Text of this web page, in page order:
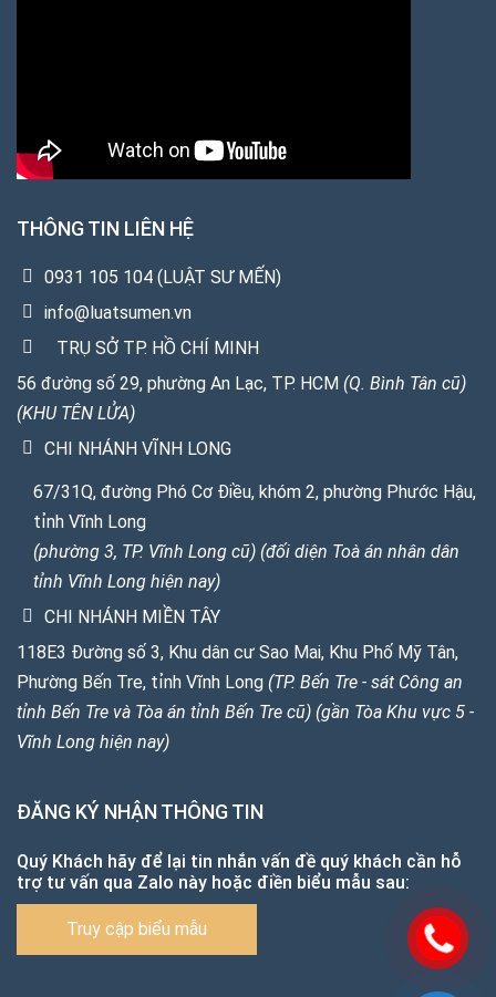
THÔNG TIN LIÊN HỆ
0931 105 104 (LUẬT SƯ MẾN)
info@luatsumen.vn
TRỤ SỞ TP. HỒ CHÍ MINH
56 đường số 29, phường An Lạc, TP. HCM (Q. Bình Tân cũ)
(KHU TÊN LỬA)
CHI NHÁNH VĨNH LONG
67/31Q, đường Phó Cơ Điều, khóm 2, phường Phước Hậu,
tỉnh Vĩnh Long
(phường 3, TP. Vĩnh Long cũ) (đối diện Toà án nhân dân
tỉnh Vĩnh Long hiện nay)
CHI NHÁNH MIỀN TÂY
118E3 Đường số 3, Khu dân cư Sao Mai, Khu Phố Mỹ Tân,
Phường Bến Tre, tỉnh Vĩnh Long (TP. Bến Tre - sát Công an
tỉnh Bến Tre và Tòa án tỉnh Bến Tre cũ) (gần Tòa Khu vực 5 -
Vĩnh Long hiện nay)
ĐĂNG KÝ NHẬN THÔNG TIN
Quý Khách hãy để lại tin nhắn vấn đề quý khách cần hỗ
trợ tư vấn qua Zalo này hoặc điền biểu mẫu sau:
Truy cập biểu mẫu